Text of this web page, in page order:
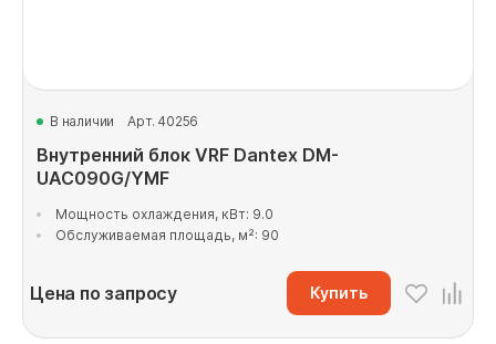
В наличии Арт. 40256
Внутренний блок VRF Dantex DM-
UAC090G/YMF
Мощность охлаждения, кВт: 9.0
Обслуживаемая площадь, м²: 90
Цена по запросу Купить